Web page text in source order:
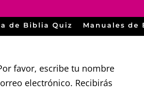
de Biblia Quiz Manuales de
favor, escribe tu nombre
electrónico. Recibirás